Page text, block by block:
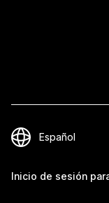
Inicio de sesión